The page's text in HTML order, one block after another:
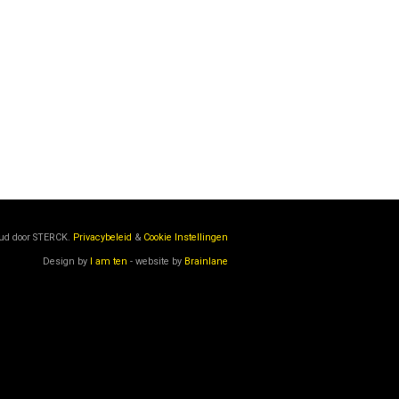
door STERCK. Privacybeleid & Cookie Instellingen
Design by I am ten - website by Brainlane